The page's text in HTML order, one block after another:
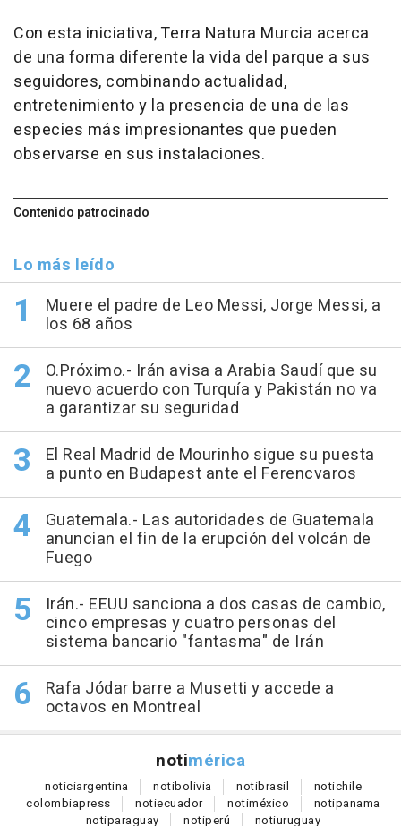
Con esta iniciativa, Terra Natura Murcia acerca
de una forma diferente la vida del parque a sus
seguidores, combinando actualidad,
entretenimiento y la presencia de una de las
especies más impresionantes que pueden
observarse en sus instalaciones.
Contenido patrocinado
Lo más leído
Muere el padre de Leo Messi, Jorge Messi, a
los 68 años
O.Próximo.- Irán avisa a Arabia Saudí que su
nuevo acuerdo con Turquía y Pakistán no va
a garantizar su seguridad
El Real Madrid de Mourinho sigue su puesta
a punto en Budapest ante el Ferencvaros
Guatemala.- Las autoridades de Guatemala
anuncian el fin de la erupción del volcán de
Fuego
Irán.- EEUU sanciona a dos casas de cambio,
cinco empresas y cuatro personas del
sistema bancario "fantasma" de Irán
Rafa Jódar barre a Musetti y accede a
octavos en Montreal
notimérica
noticiargentina notibolivia notibrasil notichile
colombiapress notiecuador notiméxico notipanama
notiparaguay notiperú notiuruguay